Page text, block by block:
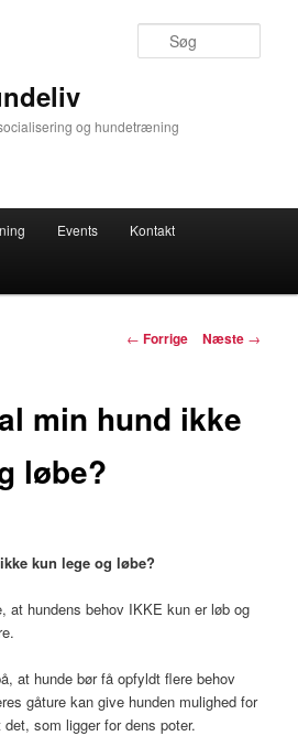
og hundetræning
Events Kontakt
Indlægsnavigation
← Forrige Næste →
min hund ikke
løbe?
kun lege og løbe?
at hundens behov IKKE kun er løb og
at hunde bør få opfyldt flere behov
gåture kan give hunden mulighed for
som ligger for dens poter.